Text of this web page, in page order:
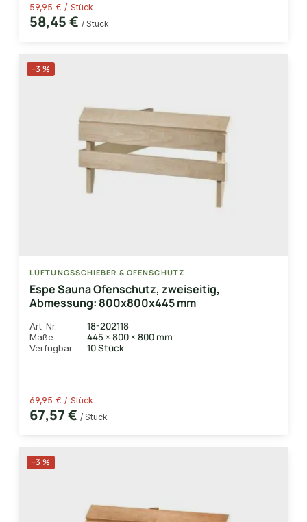
59,95 € / Stück
58,45 € / Stück
−3 %
LÜFTUNGSSCHIEBER & OFENSCHUTZ
Espe Sauna Ofenschutz, zweiseitig,
Abmessung: 800x800x445 mm
Art-Nr. 18-202118
Maße 445 × 800 × 800 mm
Verfügbar 10 Stück
69,95 € / Stück
67,57 € / Stück
−3 %